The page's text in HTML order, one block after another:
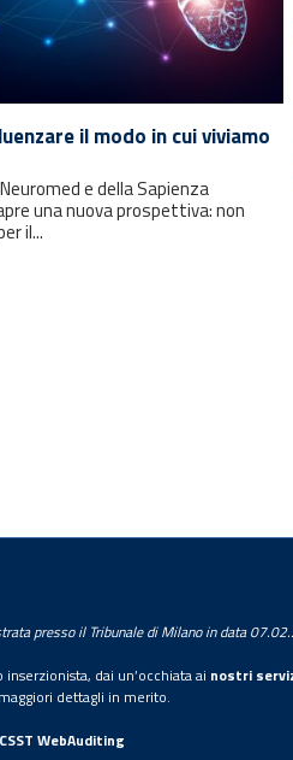
il modo in cui viviamo
e della Sapienza
una nuova prospettiva: non
il...
presso il Tribunale di Milano in data
dai un’occhiata ai nostri
dettagli in merito.
CSST WebAuditing